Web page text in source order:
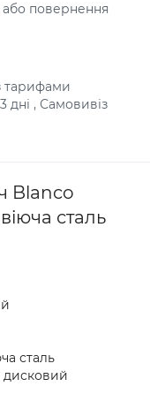
або повернення
тарифами
дні , Самовивіз
Blanco
сталь
сталь
дисковий